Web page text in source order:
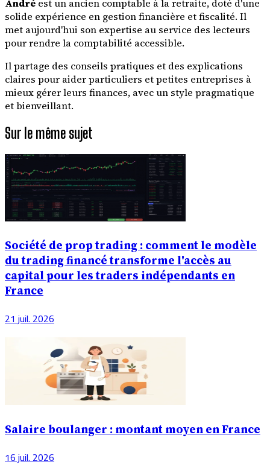
André est un ancien comptable à la retraite, doté d'une
solide expérience en gestion financière et fiscalité. Il
met aujourd'hui son expertise au service des lecteurs
pour rendre la comptabilité accessible.
Il partage des conseils pratiques et des explications
claires pour aider particuliers et petites entreprises à
mieux gérer leurs finances, avec un style pragmatique
et bienveillant.
Sur le même sujet
Société de prop trading : comment le modèle
du trading financé transforme l'accès au
capital pour les traders indépendants en
France
21 juil. 2026
Salaire boulanger : montant moyen en France
16 juil. 2026